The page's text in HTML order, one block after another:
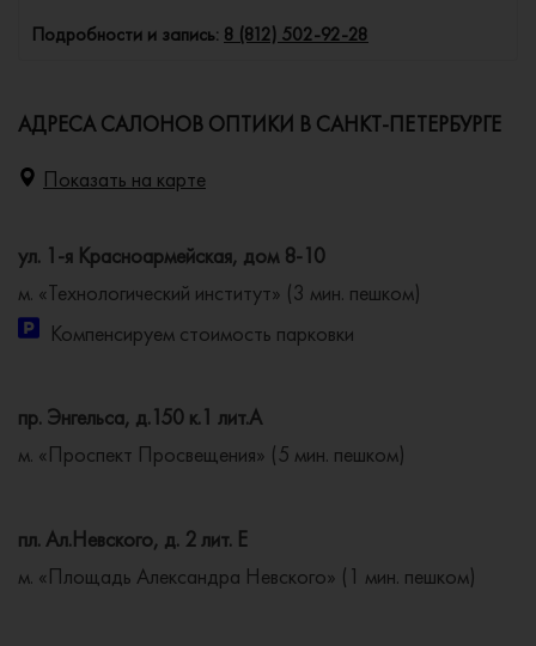
Подробности и запись: 8 (812) 502-92-28
АДРЕСА САЛОНОВ ОПТИКИ В САНКТ-ПЕТЕРБУРГЕ
Показать на карте
ул. 1-я Красноармейская, дом 8-10
м. «Технологический институт» (3 мин. пешком)
Компенсируем стоимость парковки
пр. Энгельса, д.150 к.1 лит.А
м. «Проспект Просвещения» (5 мин. пешком)
пл. Ал.Невского, д. 2 лит. Е
м. «Площадь Александра Невского» (1 мин. пешком)